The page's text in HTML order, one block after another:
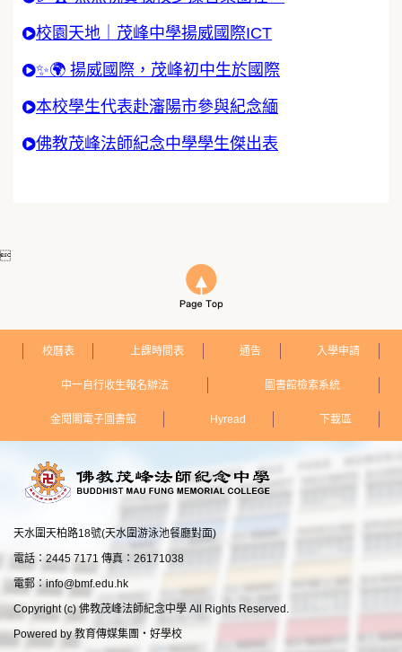
校園天地｜茂峰中學揚威國際ICT
✨🌍 揚威國際，茂峰初中生於國際
本校學生代表赴瀋陽市參與紀念緬
佛教茂峰法師紀念中學學生傑出表

校曆表 上課時間表 通告 入學申請
中一自行收生報名辦法 圖書館檢索系統
金閱閣電子圖書館 Hyread 下載區
天水圍天柏路18號(天水圍游泳池餐廳對面)
電話：2445 7171 傳真：26171038
電郵：info@bmf.edu.hk
Copyright (c) 佛教茂峰法師紀念中學 All Rights Reserved.
Powered by教育傳媒集團 ‧ 好學校